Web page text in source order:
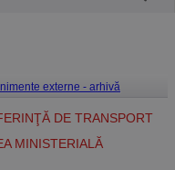
externe - arhivă
DE TRANSPORT
MINISTERIALĂ